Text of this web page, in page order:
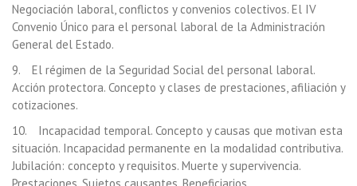
Negociación laboral, conflictos y convenios colectivos. El IV
Convenio Único para el personal laboral de la Administración
General del Estado.
9. El régimen de la Seguridad Social del personal laboral.
Acción protectora. Concepto y clases de prestaciones, afiliación y
cotizaciones.
10. Incapacidad temporal. Concepto y causas que motivan esta
situación. Incapacidad permanente en la modalidad contributiva.
Jubilación: concepto y requisitos. Muerte y supervivencia.